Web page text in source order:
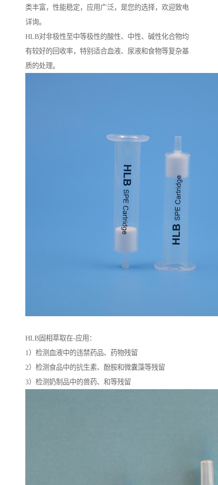
类丰富，性能稳定，应用广泛，是您的选择，欢迎致电
详询。
HLB对非极性至中等极性的酸性、中性、碱性化合物均
有较好的回收率，特别适合血液、尿液和食物等复杂基
质的处理。
HLB固相萃取在-应用：
1）检测血液中的违禁药品、药物残留
2）检测食品中的抗生素、酚胺和微囊藻等残留
3）检测奶制品中的兽药、和等残留